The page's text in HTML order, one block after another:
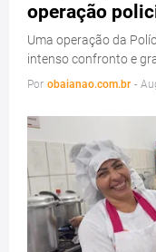
operação
Uma operação da
intenso confronto e
Por obaianao.com.br -